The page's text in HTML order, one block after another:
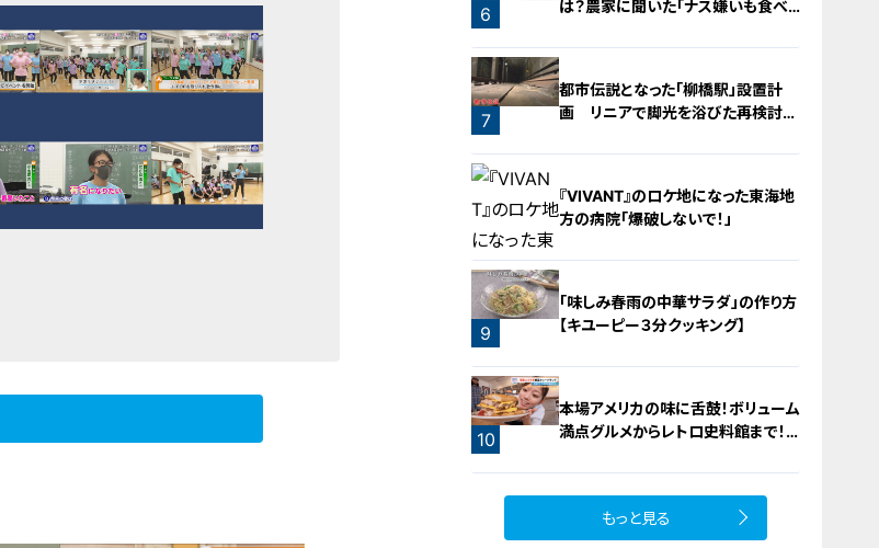
5
6
は？農家に聞いた「ナス嫌いも食べ
7
都市伝説となった「柳橋駅」設置計
画 リニアで脚光を浴びた再検討の
8
『VIVANT』のロケ地になった東海地
方の病院「爆破しないで！」
9
「味しみ春雨の中華サラダ」の作り方
【キユーピー３分クッキング】
10
本場アメリカの味に舌鼓！ボリューム
満点グルメからレトロ史料館まで！
もっと見る